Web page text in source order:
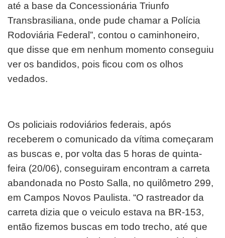
até a base da Concessionária Triunfo
Transbrasiliana, onde pude chamar a Polícia
Rodoviária Federal”, contou o caminhoneiro,
que disse que em nenhum momento conseguiu
ver os bandidos, pois ficou com os olhos
vedados.
Os policiais rodoviários federais, após
receberem o comunicado da vítima começaram
as buscas e, por volta das 5 horas de quinta-
feira (20/06), conseguiram encontram a carreta
abandonada no Posto Salla, no quilômetro 299,
em Campos Novos Paulista. “O rastreador da
carreta dizia que o veiculo estava na BR-153,
então fizemos buscas em todo trecho, até que